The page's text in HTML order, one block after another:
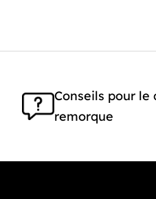
Conseils pour le
remorque